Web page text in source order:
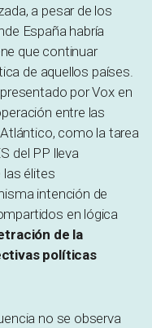
a pesar de los
España habría
que continuar
de aquellos países.
por Vox en
entre las
como la tarea
del PP lleva
las élites
intención de
en lógica
de la
políticas
no se observa